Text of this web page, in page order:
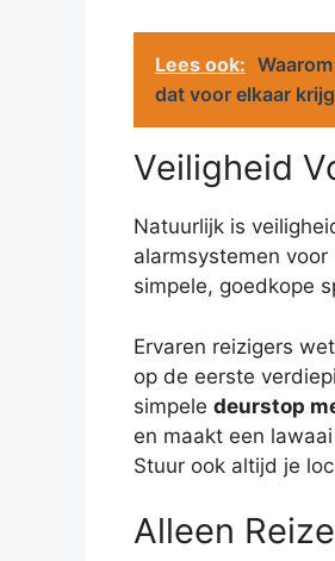
Lees ook:
dat voor elkaar
Veiligheid
Natuurlijk is
alarmsystemen
simpele, goedkope
Ervaren reizigers
op de eerste
simpele deurstop
en maakt een
Stuur ook altijd je
Alleen